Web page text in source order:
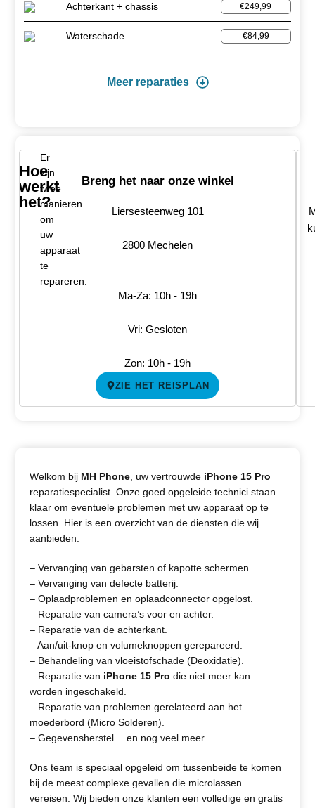
Achterkant + chassis €249,99
Waterschade €84,99
Meer reparaties
Hoe
werkt
het?
Er
zijn
twee
manieren
om
uw
apparaat
te
repareren:
Breng het naar onze winkel
Liersesteenweg 101
2800 Mechelen
Ma-Za: 10h - 19h
Vri: Gesloten
Zon: 10h - 19h
ZIE HET REISPLAN
Welkom bij MH Phone , uw vertrouwde iPhone 15 Pro
reparatiespecialist. Onze goed opgeleide technici staan ​​
klaar om eventuele problemen met uw apparaat op te
lossen. Hier is een overzicht van de diensten die wij
aanbieden:
– Vervanging van gebarsten of kapotte schermen.
– Vervanging van defecte batterij.
– Oplaadproblemen en oplaadconnector opgelost.
– Reparatie van camera’s voor en achter.
– Reparatie van de achterkant.
– Aan/uit-knop en volumeknoppen gerepareerd.
– Behandeling van vloeistofschade (Deoxidatie).
– Reparatie van iPhone 15 Prodie niet meer kan
worden ingeschakeld.
– Reparatie van problemen gerelateerd aan het
moederbord (Micro Solderen).
– Gegevensherstel… en nog veel meer.
Ons team is speciaal opgeleid om tussenbeide te komen
bij de meest complexe gevallen die microlassen
vereisen. Wij bieden onze klanten een volledige en gratis